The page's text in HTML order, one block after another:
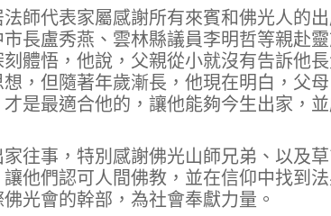
師代表家屬感謝所有來賓和佛光人的
長盧秀燕、雲林縣議員李明哲等親赴
體悟，他說，父親從小就沒有告訴他
，但隨著年歲漸長，他現在明白，父
才是最適合他的，讓他能夠今生出家，
往事，特別感謝佛光山師兄弟、以及
他們認可人間佛教，並在信仰中找到
光會的幹部，為社會奉獻力量。